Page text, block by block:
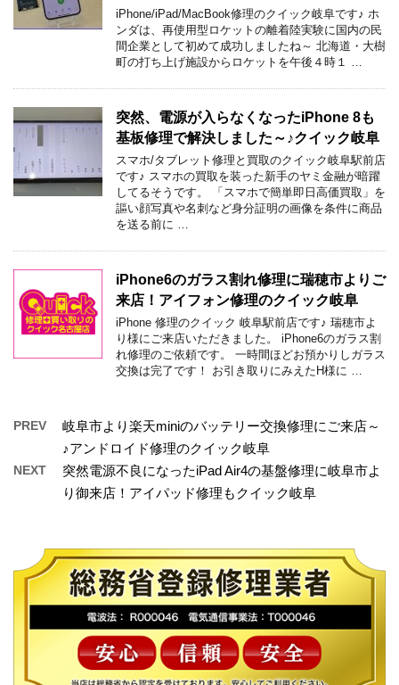
iPhone/iPad/MacBook修理のクイック岐阜です♪ ホ
ンダは、再使用型ロケットの離着陸実験に国内の民
間企業として初めて成功しましたね～ 北海道・大樹
町の打ち上げ施設からロケットを午後４時１ …
突然、電源が入らなくなったiPhone 8も
基板修理で解決しました～♪クイック岐阜
スマホ/タブレット修理と買取のクイック岐阜駅前店
です♪ スマホの買取を装った新手のヤミ金融が暗躍
してるそうです。 「スマホで簡単即日高価買取」を
謳い顔写真や名刺など身分証明の画像を条件に商品
を送る前に …
iPhone6のガラス割れ修理に瑞穂市よりご
来店！アイフォン修理のクイック岐阜
iPhone 修理のクイック 岐阜駅前店です♪ 瑞穂市よ
り様にご来店いただきました。 iPhone6のガラス割
れ修理のご依頼です。 一時間ほどお預かりしガラス
交換は完了です！ お引き取りにみえたH様に …
PREV
岐阜市より楽天miniのバッテリー交換修理にご来店～
♪アンドロイド修理のクイック岐阜
NEXT
突然電源不良になったiPad Air4の基盤修理に岐阜市よ
り御来店！アイパッド修理もクイック岐阜